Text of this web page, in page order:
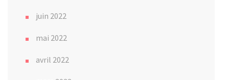
juin 2022
mai 2022
avril 2022